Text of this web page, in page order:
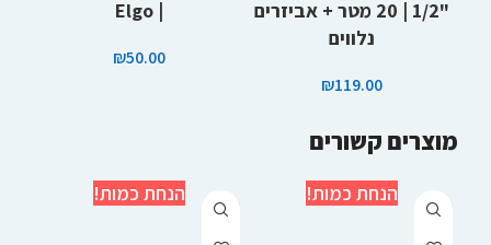
"1/2 | 20 מטר + אביזרים
נלווים
₪119.00
| Elgo
₪50.00
מוצרים קשורים
הנחת כמות! הנחת כמות!